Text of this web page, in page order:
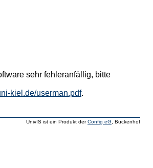
sehr fehleranfällig, bitte
kiel.de/userman.pdf.
UnivIS ist ein Produkt derConfig eG , Buckenhof